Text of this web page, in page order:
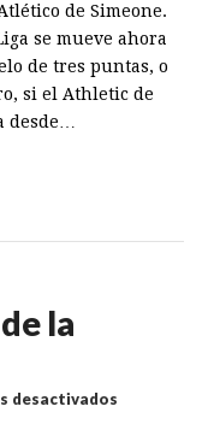
de Simeone.
se mueve ahora
de tres puntas, o
si el Athletic de
desde…
la
desactivados